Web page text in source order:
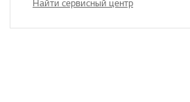
Найти сервисный центр